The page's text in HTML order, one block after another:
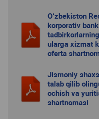
O‘zbekiston
korporativ
ularga xizmat
oferta
Jismoniy
talab qilib
ochish va
shartnomasi